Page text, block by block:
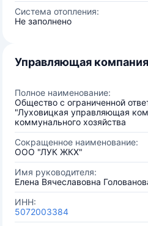
Система отопления:
Не заполнено
Управляющая компания
Полное наименование:
Общество с ограниченной
"Луховицкая управляющая
коммунального хозяйства
Сокращенное наименование:
ООО "ЛУК ЖКХ"
Имя руководителя:
Елена Вячеславовна
ИНН:
5072003384